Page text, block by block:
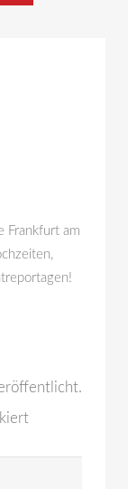
Frankfurt am